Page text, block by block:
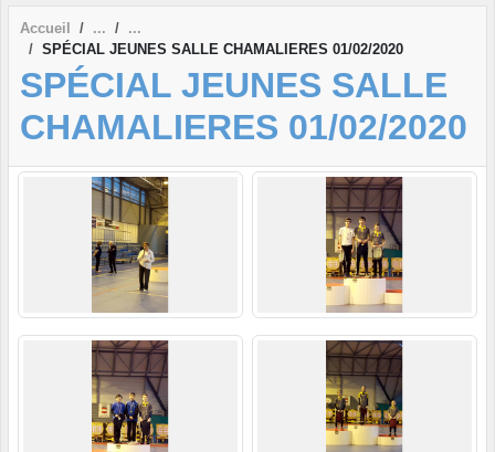
Accueil
SPÉCIAL JEUNES SALLE CHAMALIERES 01/02/2020
SPÉCIAL JEUNES SALLE
CHAMALIERES 01/02/2020